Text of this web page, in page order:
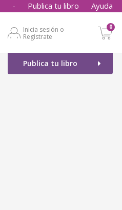
- Publica tu libro Ayuda
Inicia sesión o
Regístrate
0
Publica tu libro